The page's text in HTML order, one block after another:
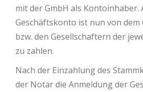
mit der GmbH als Kontoinhaber.
Geschäftskonto ist nun von dem
bzw. den Gesellschaftern der
zu zahlen.
Nach der Einzahlung des
der Notar die Anmeldung der